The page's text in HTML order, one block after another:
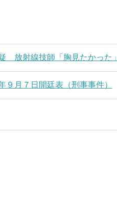
放射線技師「胸見たかった」
９月７日開廷表（刑事事件）